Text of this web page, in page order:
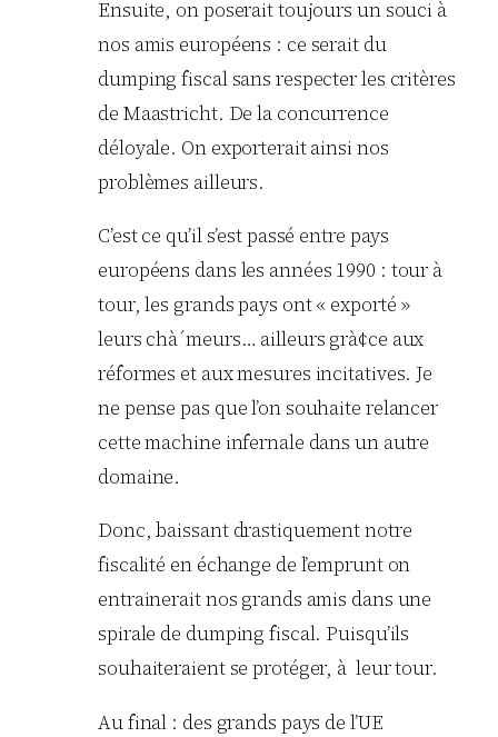
Ensuite, on poserait toujours un souci à
nos amis européens : ce serait du
dumping fiscal sans respecter les critères
de Maastricht. De la concurrence
déloyale. On exporterait ainsi nos
problèmes ailleurs.
C’est ce qu’il s’est passé entre pays
européens dans les années 1990 : tour à
tour, les grands pays ont « exporté »
leurs chà´meurs… ailleurs grà¢ce aux
réformes et aux mesures incitatives. Je
ne pense pas que l’on souhaite relancer
cette machine infernale dans un autre
domaine.
Donc, baissant drastiquement notre
fiscalité en échange de l’emprunt on
entrainerait nos grands amis dans une
spirale de dumping fiscal. Puisqu’ils
souhaiteraient se protéger, à leur tour.
Au final : des grands pays de l’UE